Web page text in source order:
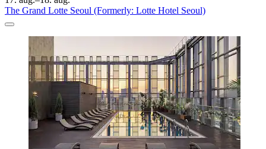
The Grand Lotte Seoul (Formerly: Lotte Hotel Seoul)